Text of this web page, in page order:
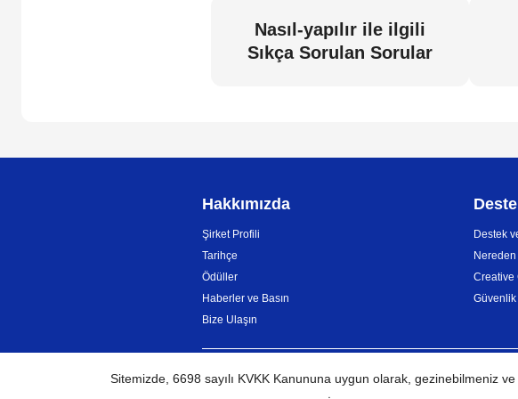
Nasıl-yapılır ile ilgili
Sıkça Sorulan Sorular
Hakkımızda
Şirket Profili
Tarihçe
Ödüller
Haberler ve Basın
Bize Ulaşın
Destek
Nereden
Creative
TÜRKİYE Küresel Ağ KVKK
Sitemizde, 6698 sayılı KVKK Kanununa uygun olarak, gezinebilmeniz